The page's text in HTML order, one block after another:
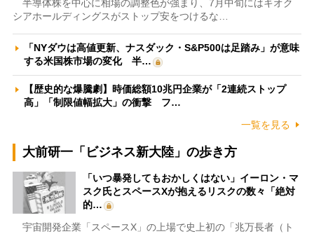
半導体株を中心に相場の調整色が強まり、7月中旬にはキオク
シアホールディングスがストップ安をつけるな…
「NYダウは高値更新、ナスダック・S&P500は足踏み」が意味
する米国株市場の変化 半…
【歴史的な爆騰劇】時価総額10兆円企業が「2連続ストップ
高」「制限値幅拡大」の衝撃 フ…
一覧を見る
大前研一「ビジネス新大陸」の歩き方
「いつ暴発してもおかしくはない」イーロン・マ
スク氏とスペースXが抱えるリスクの数々「絶対
的…
宇宙開発企業「スペースX」の上場で史上初の「兆万長者（ト